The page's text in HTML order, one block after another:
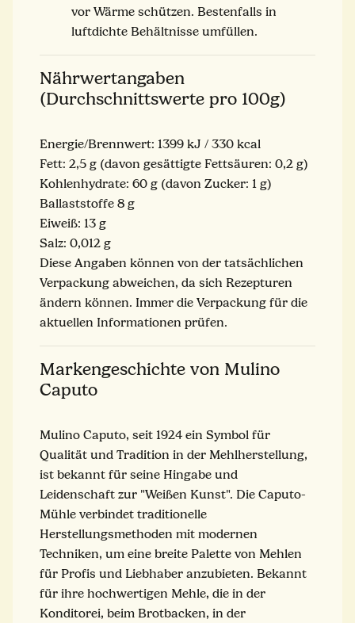
vor Wärme schützen. Bestenfalls in
luftdichte Behältnisse umfüllen.
Nährwertangaben
(Durchschnittswerte pro 100g)
Energie/Brennwert: 1399 kJ / 330 kcal
Fett: 2,5 g (davon gesättigte Fettsäuren: 0,2 g)
Kohlenhydrate: 60 g (davon Zucker: 1 g)
Ballaststoffe 8 g
Eiweiß: 13 g
Salz: 0,012 g
Diese Angaben können von der tatsächlichen
Verpackung abweichen, da sich Rezepturen
ändern können. Immer die Verpackung für die
aktuellen Informationen prüfen.
Markengeschichte von Mulino
Caputo
Mulino Caputo, seit 1924 ein Symbol für
Qualität und Tradition in der Mehlherstellung,
ist bekannt für seine Hingabe und
Leidenschaft zur "Weißen Kunst". Die Caputo-
Mühle verbindet traditionelle
Herstellungsmethoden mit modernen
Techniken, um eine breite Palette von Mehlen
für Profis und Liebhaber anzubieten. Bekannt
für ihre hochwertigen Mehle, die in der
Konditorei, beim Brotbacken, in der